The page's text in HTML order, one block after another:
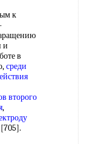
к
и
в
среди
второго
,